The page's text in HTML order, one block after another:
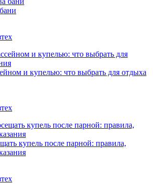
и купелью: что выбрать для отдыха
купель после парной: правила,